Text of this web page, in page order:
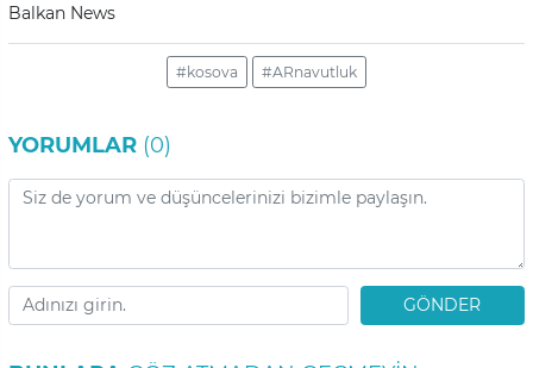
Balkan News
#kosova #ARnavutluk
YORUMLAR (0)
GÖNDER